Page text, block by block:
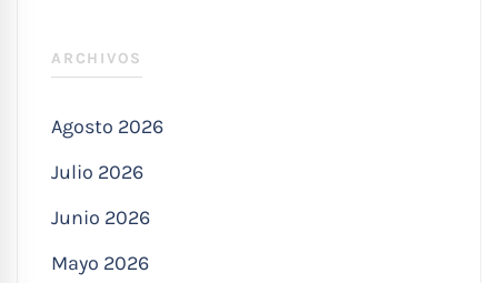
ARCHIVOS
Agosto 2026
Julio 2026
Junio 2026
Mayo 2026